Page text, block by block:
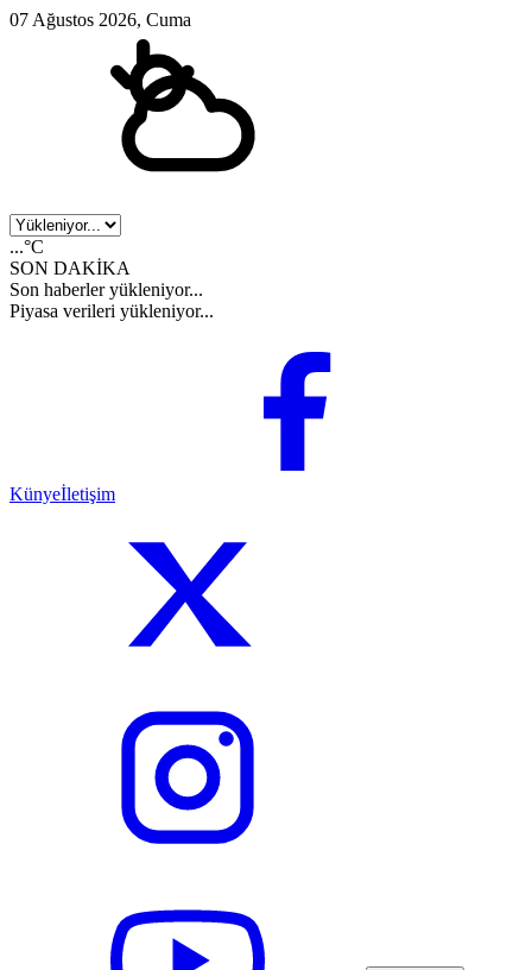
07 Ağustos 2026, Cuma
...°C
SON DAKİKA
Son haberler yükleniyor...
Piyasa verileri yükleniyor...
Künyeİletişim